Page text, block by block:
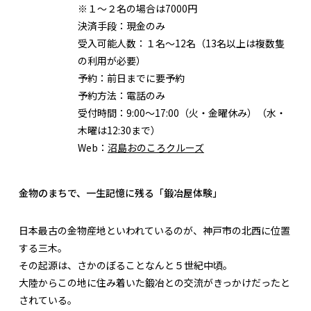
※１～２名の場合は7000円
決済手段： 現金のみ
受入可能人数： １名～12名（13名以上は複数隻
の利用が必要）
予約： 前日までに要予約
予約方法： 電話のみ
受付時間： 9:00～17:00（火・金曜休み）（水・
木曜は12:30まで）
Web： 沼島おのころクルーズ
金物のまちで、一生記憶に残る「鍛冶屋体験」
日本最古の金物産地といわれているのが、神戸市の北西に位置
する三木。
その起源は、さかのぼることなんと５世紀中頃。
大陸からこの地に住み着いた鍛冶との交流がきっかけだったと
されている。